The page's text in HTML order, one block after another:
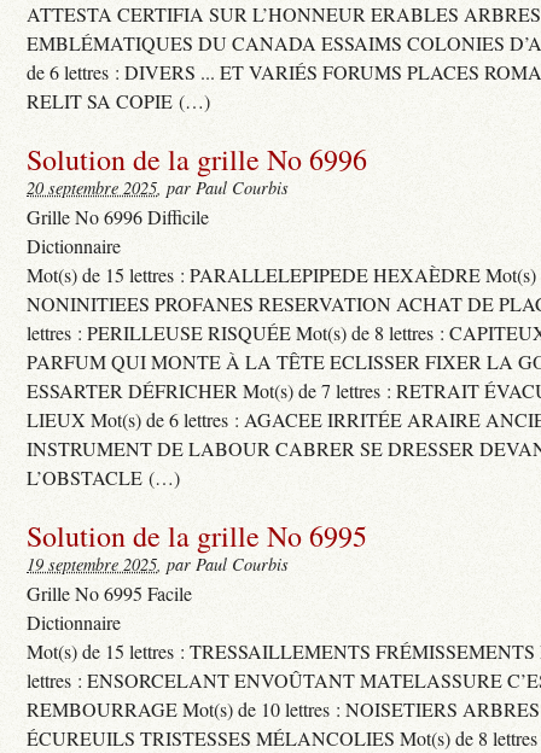
ATTESTA CERTIFIA SUR L’HONNEUR ERABLES ARBRES
EMBLÉMATIQUES DU CANADA ESSAIMS COLONIES
de 6 lettres : DIVERS ... ET VARIÉS FORUMS PLACES
RELIT SA COPIE (…)
Solution de la grille No 6996
20 septembre 2025, par Paul Courbis
Grille No 6996 Difficile
Dictionnaire
Mot(s) de 15 lettres : PARALLELEPIPEDE HEXAÈDRE Mot(s)
NONINITIEES PROFANES RESERVATION ACHAT DE
lettres : PERILLEUSE RISQUÉE Mot(s) de 8 lettres :
PARFUM QUI MONTE À LA TÊTE ECLISSER FIXER LA
ESSARTER DÉFRICHER Mot(s) de 7 lettres : RETRAIT
LIEUX Mot(s) de 6 lettres : AGACEE IRRITÉE ARAIRE
INSTRUMENT DE LABOUR CABRER SE DRESSER
L’OBSTACLE (…)
Solution de la grille No 6995
19 septembre 2025, par Paul Courbis
Grille No 6995 Facile
Dictionnaire
Mot(s) de 15 lettres : TRESSAILLEMENTS FRÉMISSEMENTS
lettres : ENSORCELANT ENVOÛTANT MATELASSURE
REMBOURRAGE Mot(s) de 10 lettres : NOISETIERS
ÉCUREUILS TRISTESSES MÉLANCOLIES Mot(s) de 8